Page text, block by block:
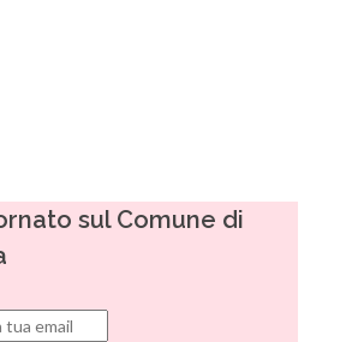
sul Comune di